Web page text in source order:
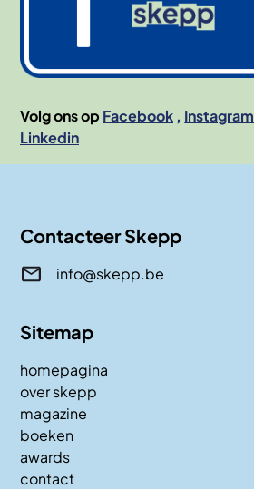
Volg ons op Facebook Instagram
Linkedin
Contacteer Skepp
info@skepp.be
Sitemap
homepagina
over skepp
magazine
boeken
awards
contact